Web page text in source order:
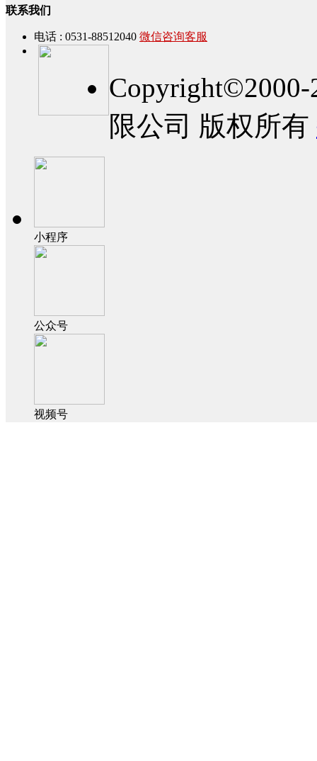
联系我们
电话 : 0531-88512040 微信咨询客服
限公司 版权所有
小程序
公众号
视频号